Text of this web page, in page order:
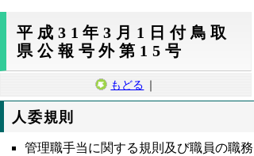
平成31年3月1日付鳥取
県公報号外第15号
もどる ｜
人委規則
管理職手当に関する規則及び職員の職務